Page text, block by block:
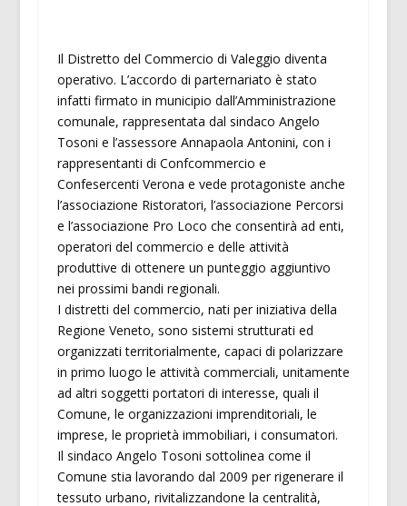
Il Distretto del Commercio di Valeggio diventa
operativo. L’accordo di parternariato è stato
infatti firmato in municipio dall’Amministrazione
comunale, rappresentata dal sindaco Angelo
Tosoni e l’assessore Annapaola Antonini, con i
rappresentanti di Confcommercio e
Confesercenti Verona e vede protagoniste anche
l’associazione Ristoratori, l’associazione Percorsi
e l’associazione Pro Loco che consentirà ad enti,
operatori del commercio e delle attività
produttive di ottenere un punteggio aggiuntivo
nei prossimi bandi regionali.
I distretti del commercio, nati per iniziativa della
Regione Veneto, sono sistemi strutturati ed
organizzati territorialmente, capaci di polarizzare
in primo luogo le attività commerciali, unitamente
ad altri soggetti portatori di interesse, quali il
Comune, le organizzazioni imprenditoriali, le
imprese, le proprietà immobiliari, i consumatori.
Il sindaco Angelo Tosoni sottolinea come il
Comune stia lavorando dal 2009 per rigenerare il
tessuto urbano, rivitalizzandone la centralità,